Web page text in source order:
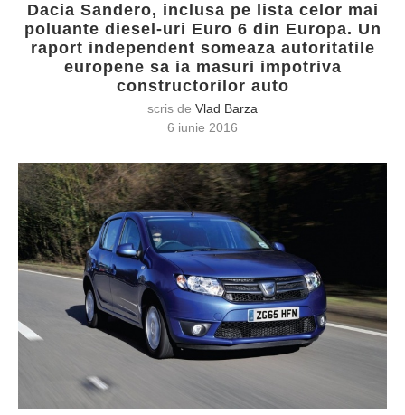
Dacia Sandero, inclusa pe lista celor mai
poluante diesel-uri Euro 6 din Europa. Un
raport independent someaza autoritatile
europene sa ia masuri impotriva
constructorilor auto
scris de Vlad Barza
6 iunie 2016